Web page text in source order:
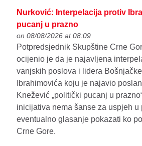
Nurković: Interpelacija protiv
pucanj u prazno
on 08/08/2026 at 08:09
Potpredsjednik Skupštine Crne
ocijenio je da je najavljena
vanjskih poslova i lidera
Ibrahimovića koju je najavio
Knežević „politički pucanj u
inicijativa nema šanse za uspjeh u
eventualno glasanje pokazati ko
Crne Gore.